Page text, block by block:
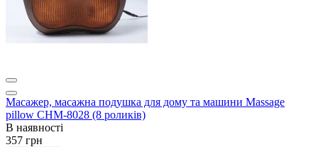
Масажер, масажна подушка для дому та машини Massage
pillow CHM-8028 (8 роликів)
В наявності
357 грн